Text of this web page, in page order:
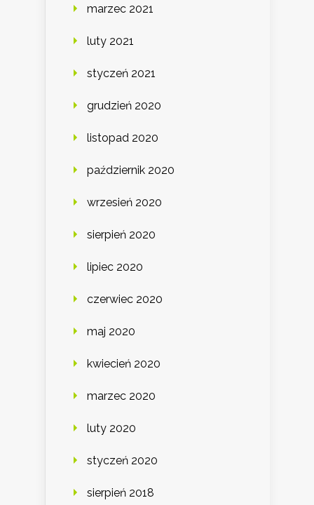
marzec 2021
luty 2021
styczeń 2021
grudzień 2020
listopad 2020
październik 2020
wrzesień 2020
sierpień 2020
lipiec 2020
czerwiec 2020
maj 2020
kwiecień 2020
marzec 2020
luty 2020
styczeń 2020
sierpień 2018